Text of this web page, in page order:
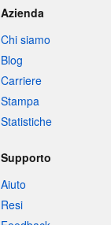
Azienda
Chi siamo
Blog
Carriere
Stampa
Statistiche
Supporto
Aiuto
Resi